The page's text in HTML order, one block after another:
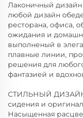
Лаконичный дизайн
любой дизайн
ресторана, офиса,
ожидания и
выполненый в
плавные линии,
решения для
фантазией и
СТИЛЬНЫЙ ДИЗАЙН
сидения и
Насыщенная